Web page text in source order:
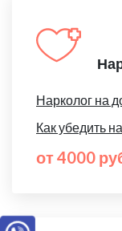
Нарколог на
Как убедить
от 4000